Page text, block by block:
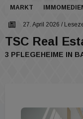
MARKT
27. April 2026 /
TSC Real
3 PFLEGEHEIME IN